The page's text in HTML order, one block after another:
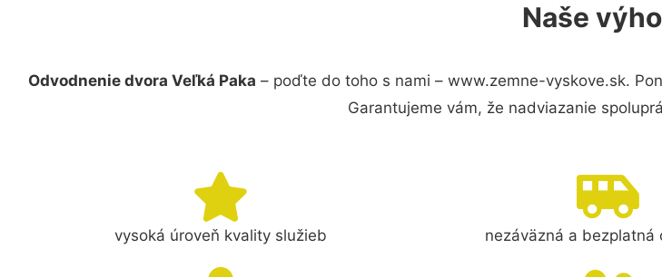
Naše
Odvodnenie dvora Veľká Paka – poďte do toho s nami – www.zemne-vyskove.sk.
Garantujeme vám, že nadviazanie
vysoká úroveň kvality služieb nezáväzná a bezplatná